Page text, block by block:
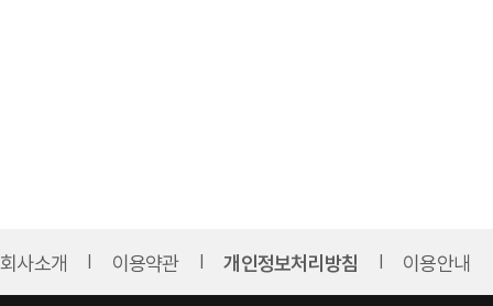
회사소개 이용약관 개인정보처리방침 이용안내